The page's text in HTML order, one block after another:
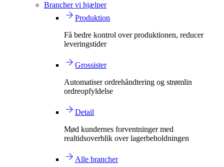
Brancher vi hjælper
Produktion
Få bedre kontrol over produktionen, reducer
leveringstider
Grossister
Automatiser ordrehåndtering og strømlin
ordreopfyldelse
Detail
Mød kundernes forventninger med
realtidsoverblik over lagerbeholdningen
Alle brancher